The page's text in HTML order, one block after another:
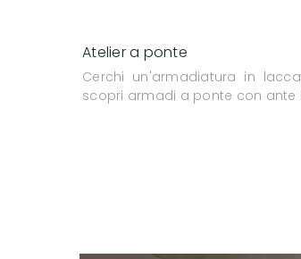
Atelier a ponte
Cerchi un'armadiatura in
scopri armadi a ponte con ante